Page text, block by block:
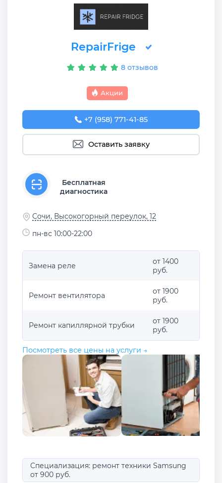
RepairFrige
8 отзывов
Акции
+7 (958) 771-41-85
Оставить заявку
Бесплатная
диагностика
Сочи, Высокогорный переулок, 12
пн-вс 10:00-22:00
Замена реле
от 1400
руб.
Ремонт вентилятора
от 1900
руб.
Ремонт капиллярной трубки
от 1900
руб.
Посмотреть все цены на услуги →
Специализация: ремонт техники Samsung
от 900 руб.